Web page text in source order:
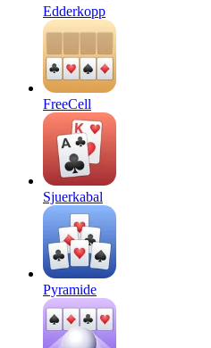
Edderkopp
FreeCell
Sjuerkabal
Pyramide